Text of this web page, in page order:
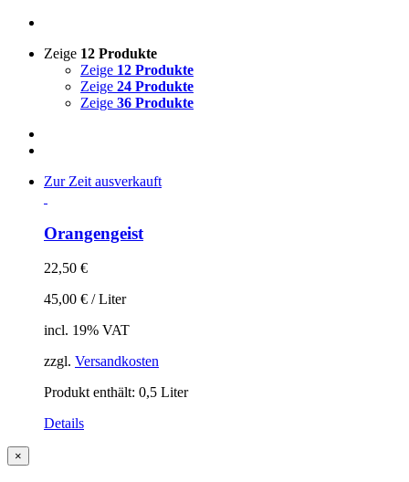
Zeige 12 Produkte
Zeige 12 Produkte
Zeige 24 Produkte
Zeige 36 Produkte
Zur Zeit ausverkauft
Orangengeist
22,50 €
45,00 € /Liter
incl. 19% VAT
zzgl. Versandkosten
Produkt enthält: 0,5 Liter
Details
Close
product
×